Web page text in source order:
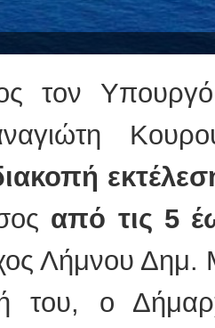
τον Υπουργό
από τις 5
Λήμνου Δημ.
του, ο
ΕΙΔΙΚΟΣ
Holter
ΑΤΕΙ